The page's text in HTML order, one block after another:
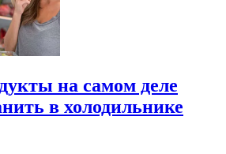
на самом деле
в холодильнике